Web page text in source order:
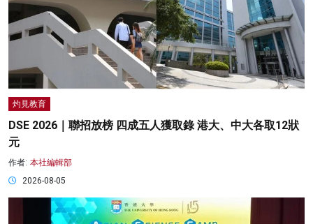
灼見教育
DSE 2026｜聯招放榜 四成五人獲取錄 港大、中大各取12狀
元
作者: 本社編輯部
2026-08-05